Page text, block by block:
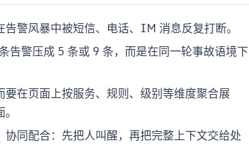
警风暴中被短信、电话、IM 消息反复打断。
告警压成 5 条或 9 条，而是在同一轮事故语境下
在页面上按服务、规则、级别等维度聚合展
同配合：先把人叫醒，再把完整上下文交给处